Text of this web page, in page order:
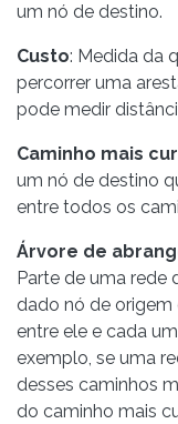
um nó de destino.
Custo: Medida da
percorrer uma
pode medir
Caminho mais
um nó de destino
entre todos os
Árvore de
Parte de uma rede
dado nó de origem
entre ele e cada
exemplo, se uma
desses caminhos
do caminho mais